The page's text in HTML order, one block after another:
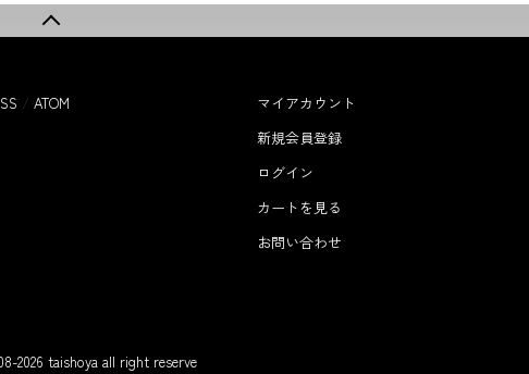
/ ATOM
マイアカウント
新規会員登録
ログイン
カートを見る
お問い合わせ
2026 taishoya all right reserve